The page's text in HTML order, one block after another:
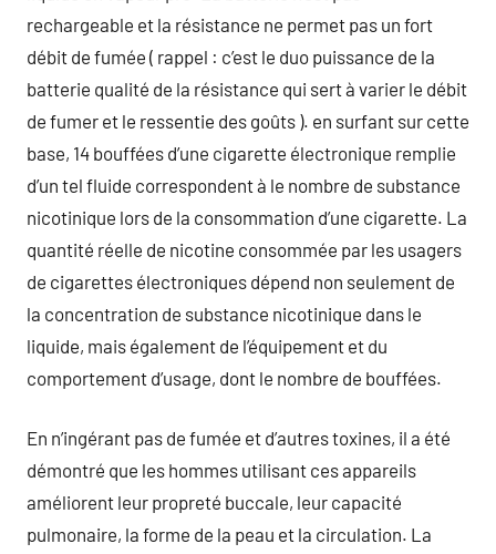
rechargeable et la résistance ne permet pas un fort
débit de fumée ( rappel : c’est le duo puissance de la
batterie qualité de la résistance qui sert à varier le débit
de fumer et le ressentie des goûts ). en surfant sur cette
base, 14 bouffées d’une cigarette électronique remplie
d’un tel fluide correspondent à le nombre de substance
nicotinique lors de la consommation d’une cigarette. La
quantité réelle de nicotine consommée par les usagers
de cigarettes électroniques dépend non seulement de
la concentration de substance nicotinique dans le
liquide, mais également de l’équipement et du
comportement d’usage, dont le nombre de bouffées.
En n’ingérant pas de fumée et d’autres toxines, il a été
démontré que les hommes utilisant ces appareils
améliorent leur propreté buccale, leur capacité
pulmonaire, la forme de la peau et la circulation. La